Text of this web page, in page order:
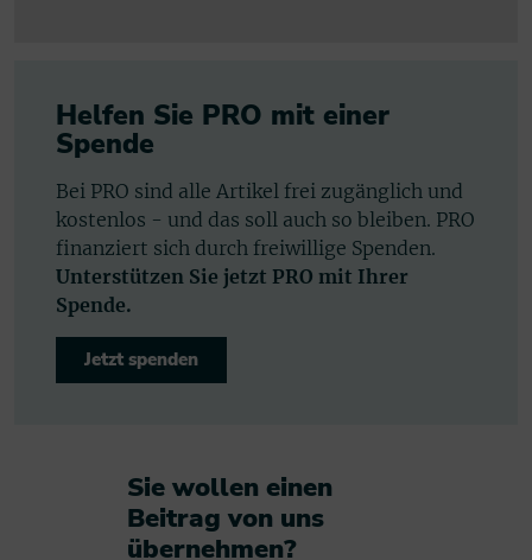
Helfen Sie PRO mit einer
Spende
Bei PRO sind alle Artikel frei zugänglich und
kostenlos - und das soll auch so bleiben. PRO
finanziert sich durch freiwillige Spenden.
Unterstützen Sie jetzt PRO mit Ihrer
Spende.
Jetzt spenden
Sie wollen einen
Beitrag von uns
übernehmen?​